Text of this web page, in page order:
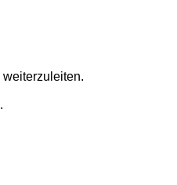
weiterzuleiten.
.